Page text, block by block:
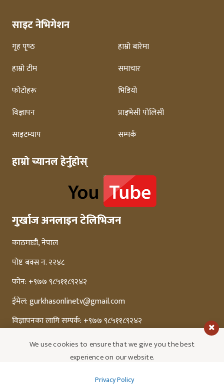
साइट नेभिगेशन
गृह पृष्‍ठ
हाम्रो बारेमा
हाम्रो टीम
समाचार
फोटोहरू
भिडियो
विज्ञापन
प्राइभेसी पोलिसी
साइटम्याप
सम्पर्क
हाम्रो च्यानल हेर्नुहोस्
गुर्खाज अनलाइन टेलिभिजन
काठमाडौं, नेपाल
पोष्ट बक्स न. २२४८
फोन: +९७७ ९८५११८९२४२
ईमेल:gurkhasonlinetv@gmail.com
विज्ञापनका लागि सम्पर्क: +९७७ ९८५११८९२४२
We use cookies to ensure that we give you the best
experience on our website.
Privacy Policy